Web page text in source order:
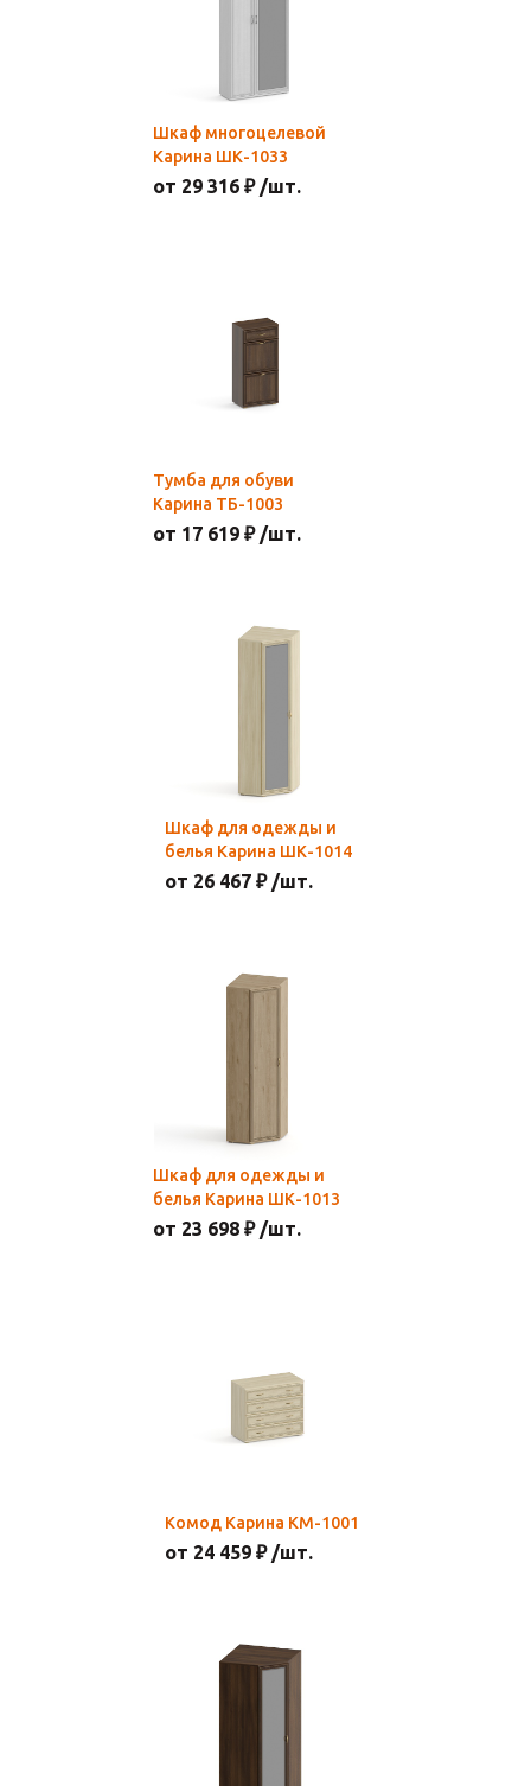
Шкаф многоцелевой
Карина ШК-1033
от 29 316 ₽ /шт.
Тумба для обуви
Карина ТБ-1003
от 17 619 ₽ /шт.
Шкаф для одежды и
белья Карина ШК-1014
от 26 467 ₽ /шт.
Шкаф для одежды и
белья Карина ШК-1013
от 23 698 ₽ /шт.
Комод Карина КМ-1001
от 24 459 ₽ /шт.